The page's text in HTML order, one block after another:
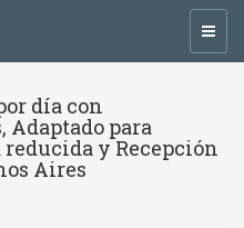
día con
para
y Recepción
Aires